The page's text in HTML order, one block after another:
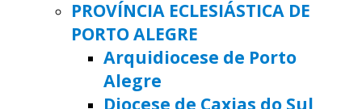
PROVÍNCIA ECLESIÁSTICA DE
PORTO ALEGRE
Arquidiocese de Porto
Alegre
Diocese de Caxias do Sul